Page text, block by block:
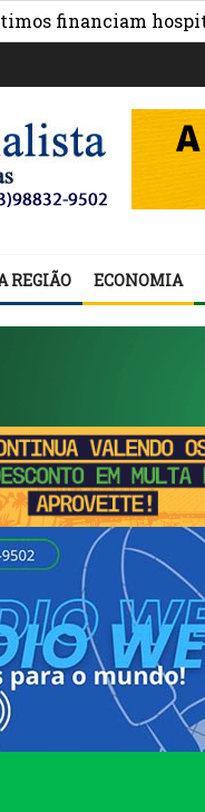
hospitais e
REGIÃO ECONOMIA